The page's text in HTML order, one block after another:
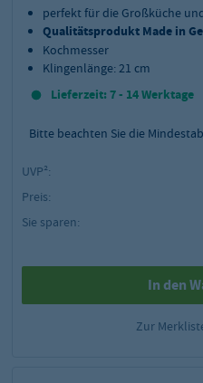
perfekt für die Großküche
Qualitätsprodukt Made in
Kochmesser
Klingenlänge: 21 cm
Lieferzeit: 7 - 14 Werktage
Bitte beachten Sie die
UVP²:
Preis:
Sie sparen:
In den
Zur